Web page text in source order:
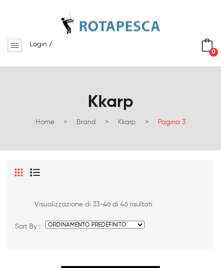
0
Login /
Kkarp
Home > Brand > Kkarp > Pagina 3
Visualizzazione di 33-46 di 46 risultati
Sort By :